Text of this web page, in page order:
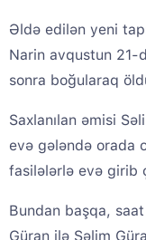
Əldə edilən yeni
Narin avqustun 21-
sonra boğularaq
Saxlanılan əmisi
evə gələndə orada
fasilələrlə evə girib
Bundan başqa,
Güran ilə Səlim